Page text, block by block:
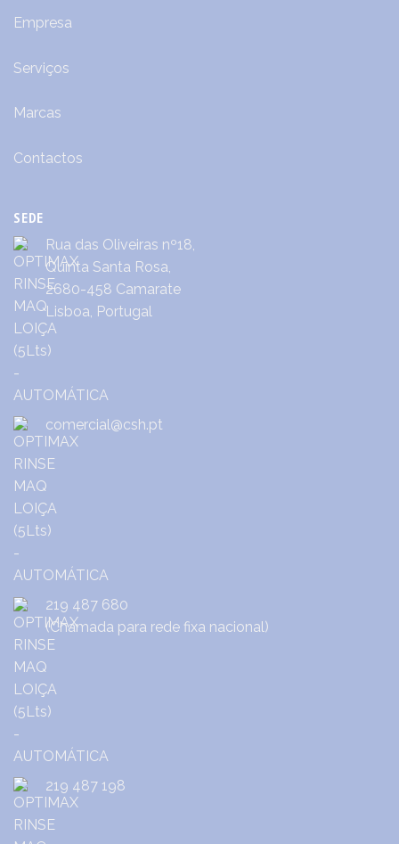
Empresa
Serviços
Marcas
Contactos
SEDE
Rua das Oliveiras nº18,
Quinta Santa Rosa,
2680-458 Camarate
Lisboa, Portugal
comercial@csh.pt
219 487 680
(Chamada para rede fixa nacional)
219 487 198